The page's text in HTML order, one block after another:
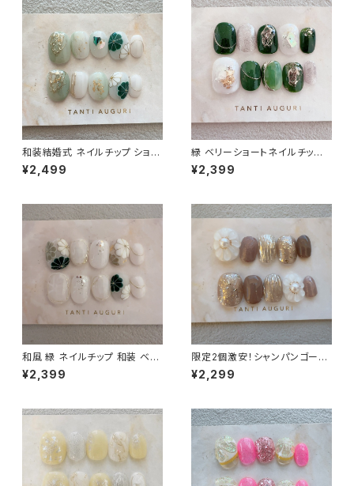
和装結婚式 ネイルチップ ショー
ト 短め 緑色 ピスタチオグリーン
和風 着物用 小さめ 和柄 通販
¥2,499
緑 ベリーショートネイルチップ
グリーン 植物 森林 葉っぱ アウ
トドア キャンプ 通販 販売店 濃
¥2,399
和風 緑 ネイルチップ 和装 ベリ
ーショート 着物用 乳白色 短め
小さめ 和柄 前撮り 和服用 成
¥2,399
限定2個激安！シャンパンゴール
ド ニュアンス ベリーショート ネ
イルチップ 大人 ぷっくりフラワ
¥2,299